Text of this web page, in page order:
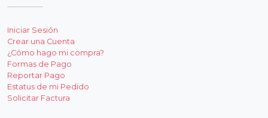
Iniciar Sesión
Crear una Cuenta
¿Cómo hago mi compra?
Formas de Pago
Reportar Pago
Estatus de mi Pedido
Solicitar Factura